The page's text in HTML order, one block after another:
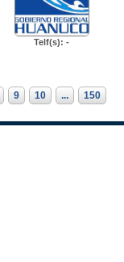
Telf(s): -
9 10 ... 150